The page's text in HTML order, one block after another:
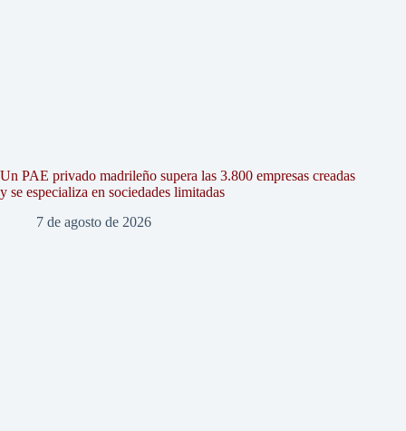
Un PAE privado madrileño supera las 3.800 empresas creadas
y se especializa en sociedades limitadas
7 de agosto de 2026